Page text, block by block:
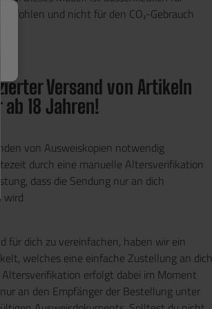
und nicht für den CO₂-Gebrauch
Versand von Artikeln
ab 18 Jahren!
von Ausweiskopien notwendig
durch eine manuelle Altersverifikation
dass die Sendung nur an dich
wird
für dich zu vereinfachen, haben wir ein
welches eine einfache Zustellung an dich
erfolgt dabei im Moment
an den Empfänger der Bestellung unter